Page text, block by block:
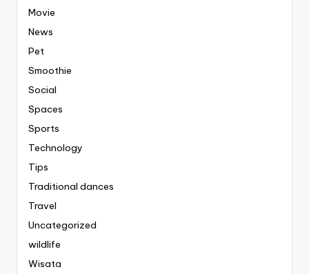
Movie
News
Pet
Smoothie
Social
Spaces
Sports
Technology
Tips
Traditional dances
Travel
Uncategorized
wildlife
Wisata